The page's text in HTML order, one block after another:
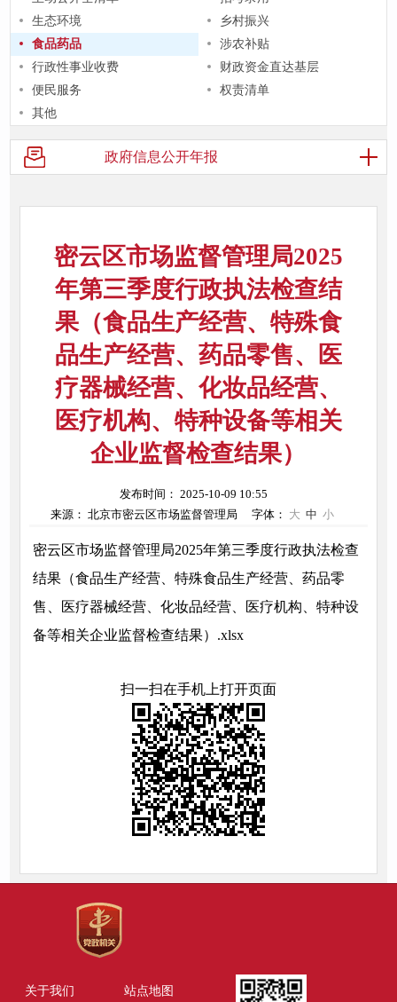
生态环境
乡村振兴
食品药品
涉农补贴
行政性事业收费
财政资金直达基层
便民服务
权责清单
其他
政府信息公开年报
密云区市场监督管理局2025
年第三季度行政执法检查结
果（食品生产经营、特殊食
品生产经营、药品零售、医
疗器械经营、化妆品经营、
医疗机构、特种设备等相关
企业监督检查结果）
发布时间： 2025-10-09 10:55
来源： 北京市密云区市场监督管理局
字体： 大 中 小
密云区市场监督管理局2025年第三季度行政执法检查
结果（食品生产经营、特殊食品生产经营、药品零
售、医疗器械经营、化妆品经营、医疗机构、特种设
备等相关企业监督检查结果）.xlsx
扫一扫在手机上打开页面
关于我们 站点地图